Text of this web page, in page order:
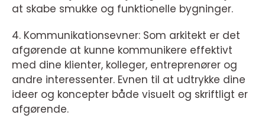
at skabe smukke og funktionelle bygninger.
4. Kommunikationsevner: Som arkitekt er det
afgørende at kunne kommunikere effektivt
med dine klienter, kolleger, entreprenører og
andre interessenter. Evnen til at udtrykke dine
ideer og koncepter både visuelt og skriftligt er
afgørende.